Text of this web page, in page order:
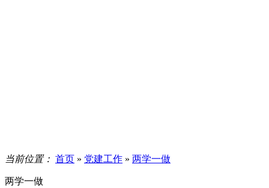
当前位置： 首页 » 党建工作 » 两学一做
两学一做